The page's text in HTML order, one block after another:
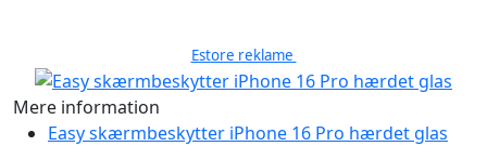
Estore reklame
Mere information
Easy skærmbeskytter iPhone 16 Pro hærdet glas